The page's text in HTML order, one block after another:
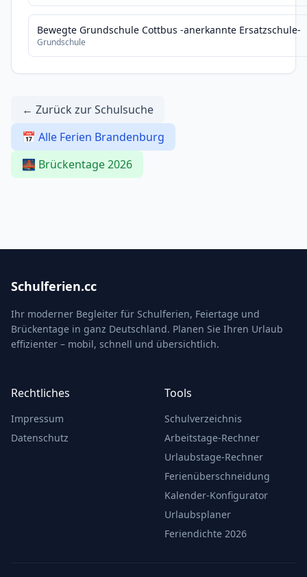
Bewegte Grundschule Cottbus -anerkannte Ersatzschule-
Grundschule
← Zurück zur Schulsuche
📅 Alle Ferien Brandenburg
🌉 Brückentage 2026
Schulferien.cc
Ihr moderner Begleiter für Schulferien, Feiertage und
Brückentage in ganz Deutschland. Planen Sie Ihren Urlaub
effizienter – mobil, schnell und übersichtlich.
Rechtliches
Impressum
Datenschutz
Tools
Schulverzeichnis
Arbeitstage-Rechner
Urlaubstage-Rechner
Ferienüberschneidung
Kalender-Konfigurator
Urlaubsplaner
Feriendichte 2026